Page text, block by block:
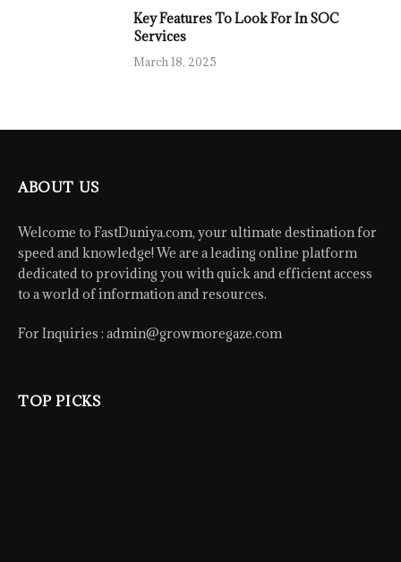
Key Features To Look For In SOC
Services
March 18, 2025
ABOUT US
Welcome to FastDuniya.com, your ultimate destination for
speed and knowledge! We are a leading online platform
dedicated to providing you with quick and efficient access
to a world of information and resources.
For Inquiries : admin@growmoregaze.com
TOP PICKS